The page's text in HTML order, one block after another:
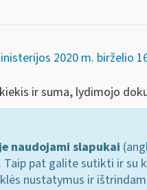
2020 m. birželio
ir suma, lydimojo
naudojami slapukai
Taip pat galite sutikti ir su
nustatymus ir